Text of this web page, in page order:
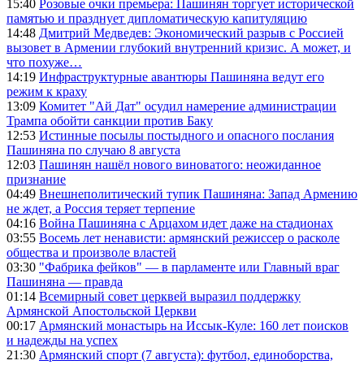
15:40 Розовые очки премьера: Пашинян торгует исторической
памятью и празднует дипломатическую капитуляцию
14:48 Дмитрий Медведев: Экономический разрыв с Россией
вызовет в Армении глубокий внутренний кризис. А может, и
что похуже…
14:19 Инфраструктурные авантюры Пашиняна ведут его
режим к краху
13:09 Комитет "Ай Дат" осудил намерение администрации
Трампа обойти санкции против Баку
12:53 Истинные посылы постыдного и опасного послания
Пашиняна по случаю 8 августа
12:03 Пашинян нашёл нового виноватого: неожиданное
признание
04:49 Внешнеполитический тупик Пашиняна: Запад Армению
не ждет, а Россия теряет терпение
04:16 Война Пашиняна с Арцахом идет даже на стадионах
03:55 Восемь лет ненависти: армянский режиссер о расколе
общества и произволе властей
03:30 "Фабрика фейков" — в парламенте или Главный враг
Пашиняна — правда
01:14 Всемирный совет церквей выразил поддержку
Армянской Апостольской Церкви
00:17 Армянский монастырь на Иссык-Куле: 160 лет поисков
и надежды на успех
21:30 Армянский спорт (7 августа): футбол, единоборства,